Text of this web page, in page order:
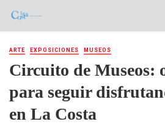
ARTE EXPOSICIONES MUSEOS
Circuito de Museos:
para seguir
en La Costa